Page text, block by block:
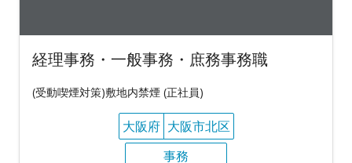
経理事務・一般事務・庶務事務職
(受動喫煙対策)敷地内禁煙 (正社員)
大阪府 大阪市北区
事務